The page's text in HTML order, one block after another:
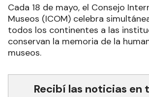
Cada 18 de mayo, el Consejo
Museos (ICOM) celebra
todos los continentes a las
conservan la memoria de la
museos.
Recibí las noticias en